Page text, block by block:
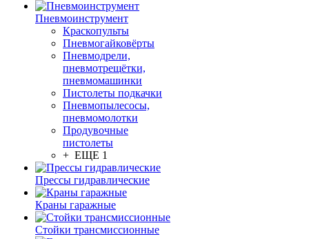
Пневмоинструмент
Краскопульты
Пневмогайковёрты
Пневмодрели,
пневмотрещётки,
пневмомашинки
Пистолеты подкачки
Пневмопылесосы,
пневмомолотки
Продувочные
пистолеты
+ ЕЩЕ 1
Прессы гидравлические
Краны гаражные
Стойки трансмиссионные